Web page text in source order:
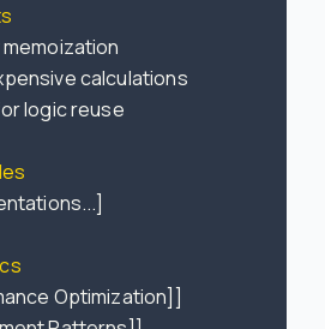
logic reuse